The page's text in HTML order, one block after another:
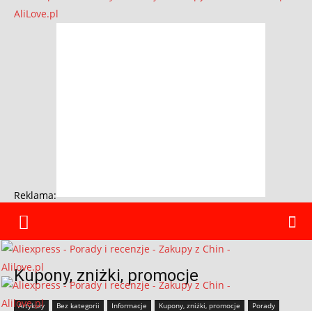
AliLove.pl
Reklama:
Kupony, zniżki, promocje
Artykuły Bez kategorii Informacje Kupony, zniżki, promocje
Porady